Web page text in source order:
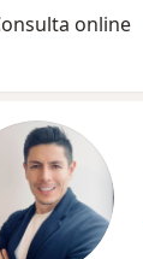
online